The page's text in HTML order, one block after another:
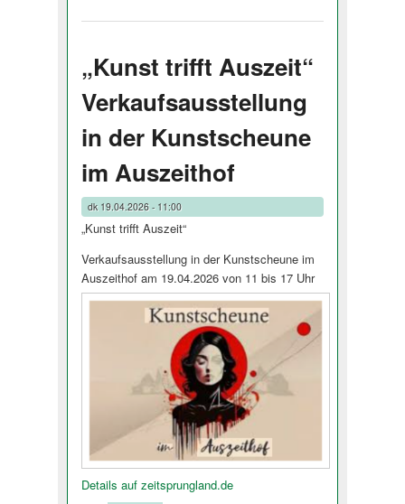
„Kunst trifft Auszeit“
Verkaufsausstellung
in der Kunstscheune
im Auszeithof
dk19.04.2026 - 11:00
„Kunst trifft Auszeit“
Verkaufsausstellung in der Kunstscheune im
Auszeithof am 19.04.2026 von 11 bis 17 Uhr
Details auf zeitsprungland.de